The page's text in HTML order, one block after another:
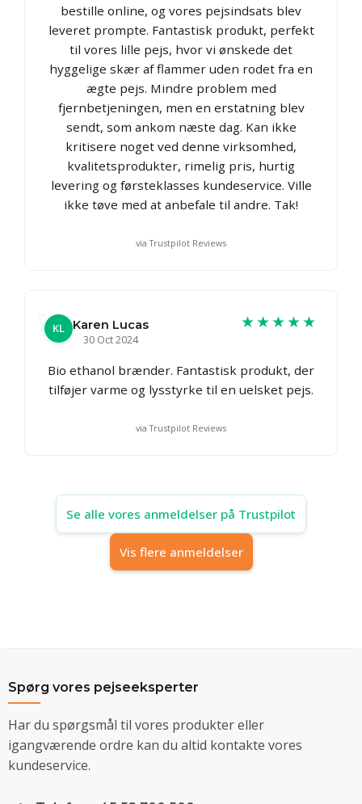
bestille online, og vores pejsindsats blev
leveret prompte. Fantastisk produkt, perfekt
til vores lille pejs, hvor vi ønskede det
hyggelige skær af flammer uden rodet fra en
ægte pejs. Mindre problem med
fjernbetjeningen, men en erstatning blev
sendt, som ankom næste dag. Kan ikke
kritisere noget ved denne virksomhed,
kvalitetsprodukter, rimelig pris, hurtig
levering og førsteklasses kundeservice. Ville
ikke tøve med at anbefale til andre. Tak!
via Trustpilot Reviews
KL
Karen Lucas
30 Oct 2024
★★★★★
Bio ethanol brænder. Fantastisk produkt, der
tilføjer varme og lysstyrke til en uelsket pejs.
via Trustpilot Reviews
Se alle vores anmeldelser på Trustpilot
Vis flere anmeldelser
Spørg vores pejseeksperter
Har du spørgsmål til vores produkter eller
igangværende ordre kan du altid kontakte vores
kundeservice.